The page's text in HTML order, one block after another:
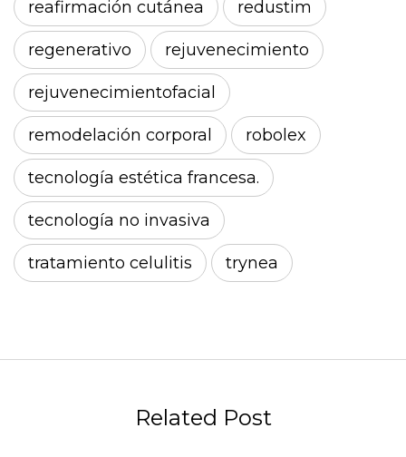
reafirmación cutánea redustim
regenerativo rejuvenecimiento
rejuvenecimientofacial
remodelación corporal robolex
tecnología estética francesa.
tecnología no invasiva
tratamiento celulitis trynea
Related Post